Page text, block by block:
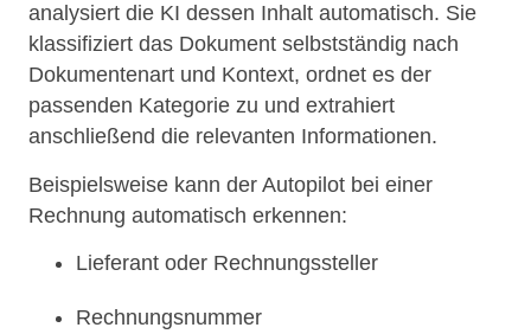
analysiert die KI dessen Inhalt automatisch. Sie
klassifiziert das Dokument selbstständig nach
Dokumentenart und Kontext, ordnet es der
passenden Kategorie zu und extrahiert
anschließend die relevanten Informationen.
Beispielsweise kann der Autopilot bei einer
Rechnung automatisch erkennen:
Lieferant oder Rechnungssteller
Rechnungsnummer